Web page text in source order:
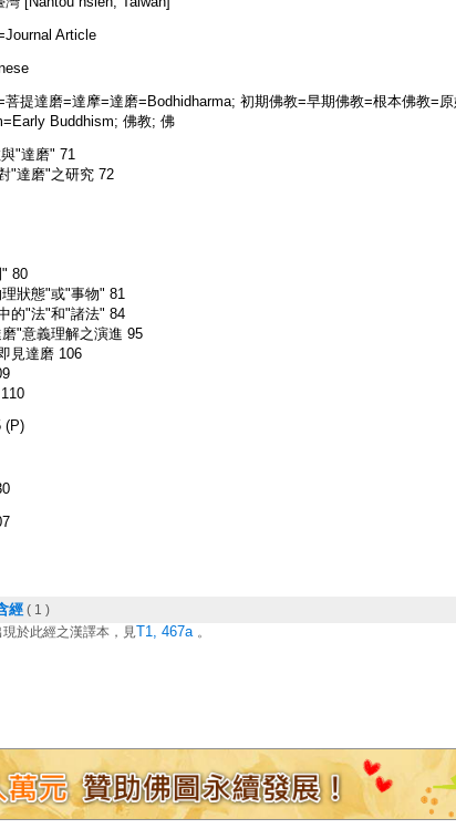
Article
菩提達磨=達摩=達磨=Bodhidharma; 初期佛教=早期佛教=根本佛教=
Buddhism; 佛教; 佛
"達磨" 71
"達磨"之研究 72
80
狀態"或"事物" 81
的"法"和"諸法" 84
"意義理解之演進 95
見達磨 106
(P)
經( 1 )
現於此經之漢譯本，見T1, 467a 。